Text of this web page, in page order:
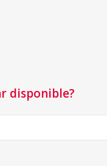
disponible?